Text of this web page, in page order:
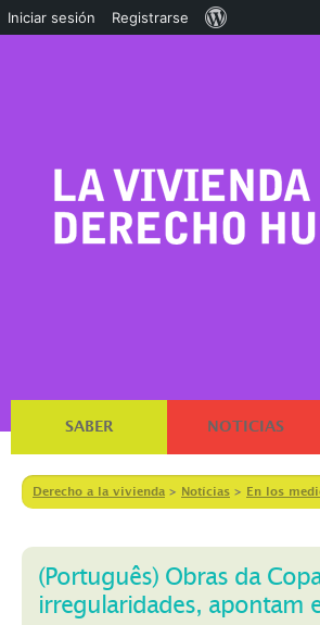
SABER NOTICIAS
Derecho a la vivienda > Notícias > En los
(Português) Obras da
irregularidades, apontam
Iniciar sesión Registrarse